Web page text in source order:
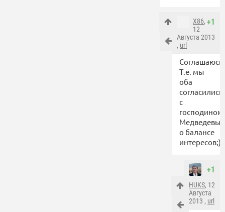
+1
X86,
12
Августа 2013
, url
Соглашаюсь.
Т.е. мы
оба
согласились
с
господином
о балансе
интересов;)
+1
HUKS, 12
Августа
2013 , url